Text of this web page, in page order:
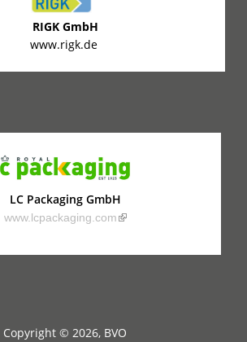
RIGK GmbH
www.rigk.de
LC Packaging GmbH
www.lcpackaging.com(link is external)
Copyright © 2026, BVO